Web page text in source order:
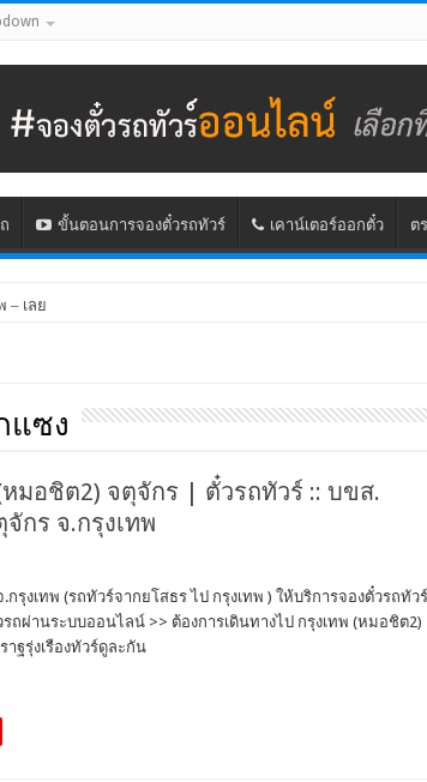
ขั้นตอนการจองตั๋วรถทัวร์ เคาน์เตอร์ออกตั๋ว ต
– เลย
แซง
หมอชิต2) จตุจักร | ตั๋วรถทัวร์ :: บขส.
กร จ.กรุงเทพ
รุงเทพ (รถทัวร์จากยโสธร ไป กรุงเทพ ) ให้บริการจองตั๋วรถทัวร์
ถผ่านระบบออนไลน์ >> ต้องการเดินทางไป กรุงเทพ (หมอชิต2)
ฐรุ่งเรืองทัวร์ดูละกัน